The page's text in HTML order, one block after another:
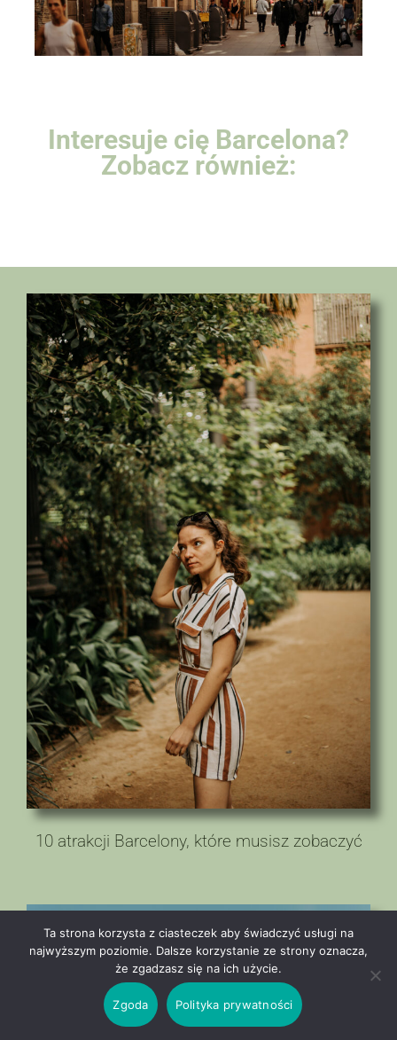
Interesuje cię Barcelona?
Zobacz również:
10 atrakcji Barcelony, które musisz zobaczyć
Ta strona korzysta z ciasteczek aby świadczyć usługi na
najwyższym poziomie. Dalsze korzystanie ze strony oznacza,
że zgadzasz się na ich użycie.
Zgoda Polityka prywatności